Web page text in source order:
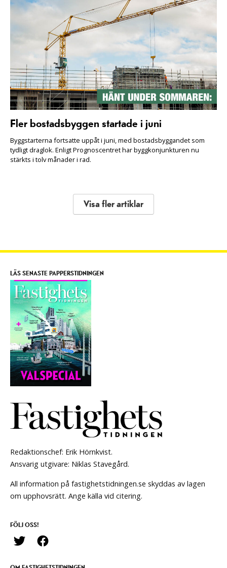
Fler bostadsbyggen startade i juni
Byggstarterna fortsatte uppåt i juni, med bostadsbyggandet som
tydligt draglok. Enligt Prognoscentret har byggkonjunkturen nu
stärkts i tolv månader i rad.
Visa fler artiklar
Redaktionschef: Erik Hörnkvist.
Ansvarig utgivare: Niklas Stavegård.
All information på fastighetstidningen.se skyddas av lagen
om upphovsrätt. Ange källa vid citering.
FÖLJ OSS!
LÄS SENASTE PAPPERSTIDNINGEN